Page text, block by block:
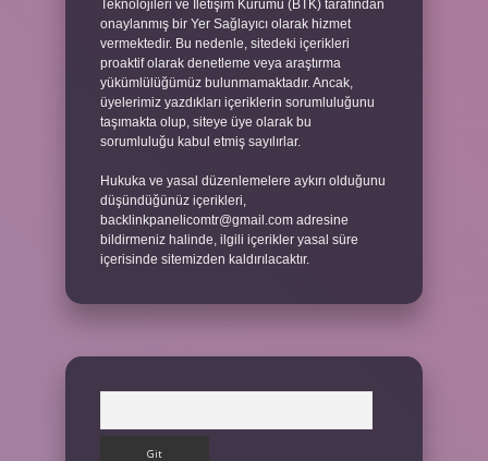
Teknolojileri ve İletişim Kurumu (BTK) tarafından
onaylanmış bir Yer Sağlayıcı olarak hizmet
vermektedir. Bu nedenle, sitedeki içerikleri
proaktif olarak denetleme veya araştırma
yükümlülüğümüz bulunmamaktadır. Ancak,
üyelerimiz yazdıkları içeriklerin sorumluluğunu
taşımakta olup, siteye üye olarak bu
sorumluluğu kabul etmiş sayılırlar.
Hukuka ve yasal düzenlemelere aykırı olduğunu
düşündüğünüz içerikleri,
backlinkpanelicomtr@gmail.com adresine
bildirmeniz halinde, ilgili içerikler yasal süre
içerisinde sitemizden kaldırılacaktır.